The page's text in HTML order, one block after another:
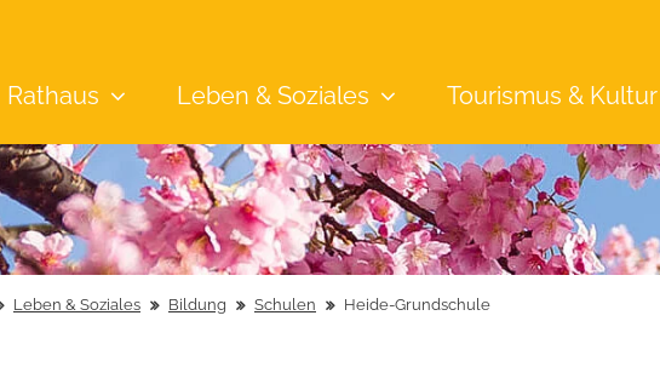
Rathaus Leben &Soziales Tourismus & Kultur
Leben & Soziales Bildung Schulen Heide-Grundschule